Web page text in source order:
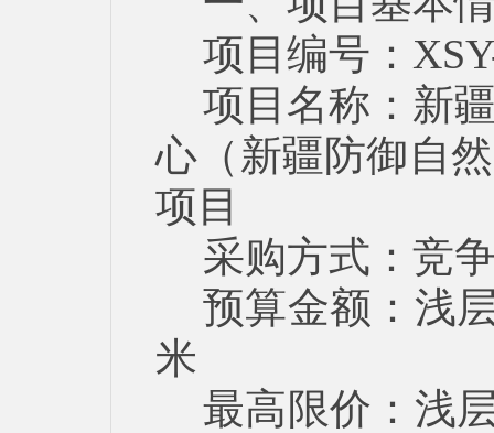
项目编号：
项目名称：新
心（新疆防御自
项目
采购方式：竞
预算金额：浅
米
最高限价：浅